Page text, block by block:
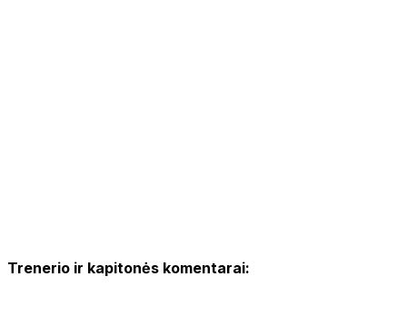
Trenerio ir kapitonės komentarai: